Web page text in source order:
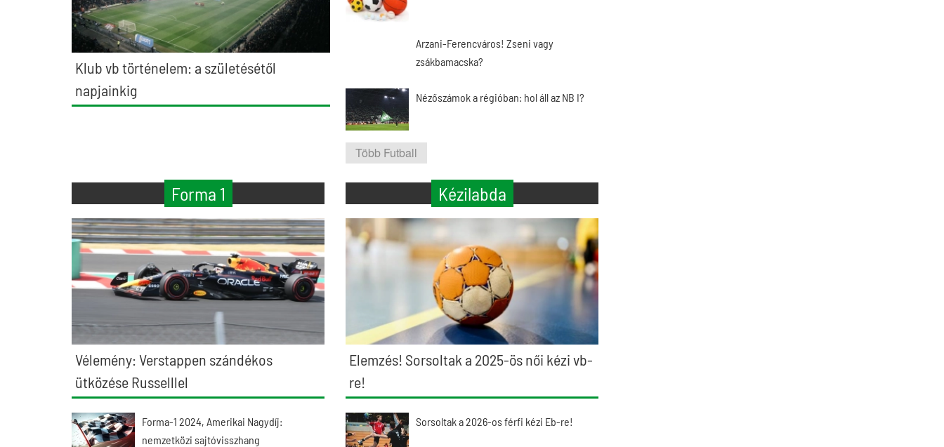
Klub vb történelem: a születésétől
napjainkig
Arzani-Ferencváros! Zseni vagy
zsákbamacska?
Nézőszámok a régióban: hol áll az NB I?
Több Futball
Forma 1
Vélemény: Verstappen szándékos
ütközése Russelllel
Forma-1 2024, Amerikai Nagydíj:
nemzetközi sajtóvisszhang
Kézilabda
Elemzés! Sorsoltak a 2025-ös női kézi vb-
re!
Sorsoltak a 2026-os férfi kézi Eb-re!